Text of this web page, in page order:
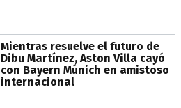
Mientras resuelve el futuro de
Dibu Martínez, Aston Villa cayó
con Bayern Múnich en amistoso
internacional